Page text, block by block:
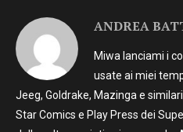
ANDREA
Miwa lanciami i
usate ai miei
Jeeg, Goldrake, Mazinga e
Star Comics e Play Press dei